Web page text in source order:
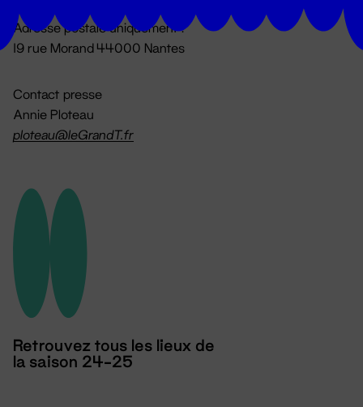
Adresse postale uniquement :
19 rue Morand 44000 Nantes
Contact presse
Annie Ploteau
ploteau@leGrandT.fr
Retrouvez tous les lieux de
la saison 24-25